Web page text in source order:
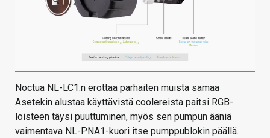
Noctua NL-LC1:n erottaa parhaiten muista samaa
Asetekin alustaa käyttävistä coolereista paitsi RGB-
loisteen täysi puuttuminen, myös sen pumpun ääniä
vaimentava NL-PNA1-kuori itse pumppublokin päällä.